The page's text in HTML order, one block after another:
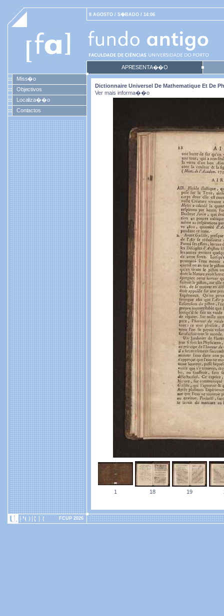
8 AGOSTO / S�BADO / 14:06
APRESENTA��O
Miss�o
Objectivos
Localiza��o
Contactos
Dictionnaire Universel De Mathematique Et De
Ver mais informa��o
1 18 19
FCUP 2026